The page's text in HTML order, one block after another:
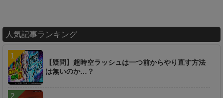
人気記事ランキング
【疑問】超時空ラッシュは一つ前からやり直す方法
は無いのか…？